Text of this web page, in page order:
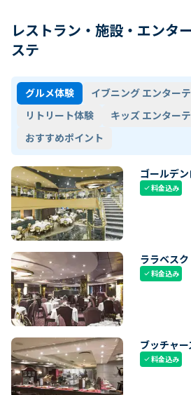
レストラン・施設・エンタ
ステ
グルメ体験
イブニング エンター
リトリート体験
キッズ エンター
おすすめポイント
ゴールデ
check料金込み
ララベスク
check料金込み
ブッチャ
check料金込み